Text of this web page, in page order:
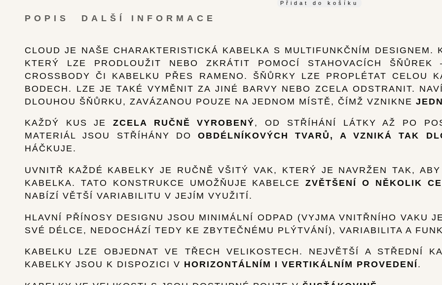
Přidat do košíku
POPIS DALŠÍ INFORMACE
CLOUD JE NAŠE CHARAKTERISTICKÁ KABELKA S MULTIFUNKČNÍM DESIGNEM.
KTERÝ LZE PRODLOUŽIT NEBO ZKRÁTIT POMOCÍ STAHOVACÍCH
CROSSBODY ČI KABELKU PŘES RAMENO. ŠŇŮRKY LZE PROPLÉTAT CELOU
BODECH. LZE JE TAKÉ VYMĚNIT ZA JINÉ BARVY NEBO ZCELA ODSTRANIT.
DLOUHOU ŠŇŮRKU, ZAVÁZANOU POUZE NA JEDNOM MÍSTĚ, ČÍMŽ VZNIKNE
KAŽDÝ KUS JEZCELA RUČNĚ VYROBENÝ, OD STŘÍHÁNÍ LÁTKY AŽ PO
MATERIÁL JSOU STŘÍHÁNY DOOBDÉLNÍKOVÝCH TVARŮ, A VZNIKÁ TAK
HÁČKUJE.
UVNITŘ KAŽDÉ KABELKY JE RUČNĚ VŠITÝ VAK, KTERÝ JE NAVRŽEN TAK,
KABELKA. TATO KONSTRUKCE UMOŽŇUJE KABELCEZVĚTŠENÍ O NĚKOLIK
NABÍZÍ VĚTŠÍ VARIABILITU V JEJÍM VYUŽITÍ.
HLAVNÍ PŘÍNOSY DESIGNU JSOU MINIMÁLNÍ ODPAD (VYJMA VNITŘNÍHO VAKU
SVÉ DÉLCE, NEDOCHÁZÍ TEDY KE ZBYTEČNÉMU PLÝTVÁNÍ), VARIABILITA A
KABELKU LZE OBJEDNAT VE TŘECH VELIKOSTECH. NEJVĚTŠÍ A STŘEDNÍ
KABELKY JSOU K DISPOZICI V HORIZONTÁLNÍM I VERTIKÁLNÍM PROVEDENÍ .